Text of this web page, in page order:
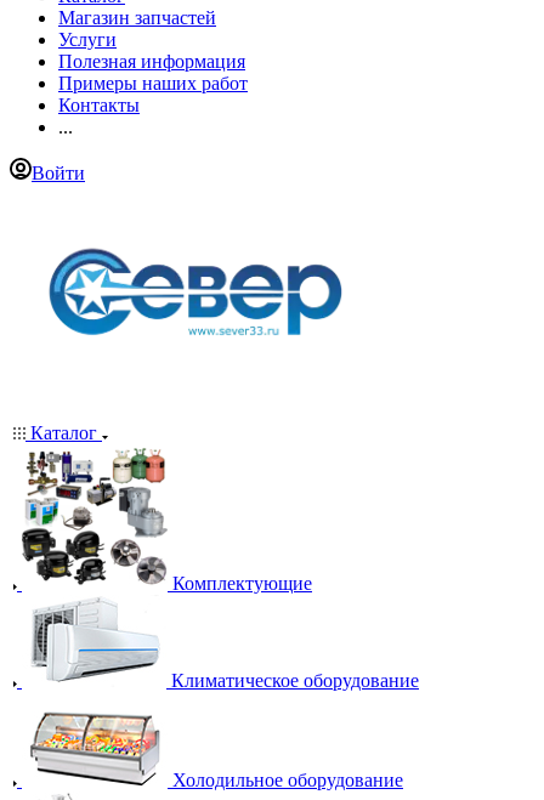
Магазин запчастей
Услуги
Полезная информация
Примеры наших работ
Контакты
...
Войти
Каталог
Комплектующие
Климатическое оборудование
Холодильное оборудование